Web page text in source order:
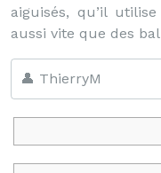
aiguisés, qu’il
aussi vite que des
👤 ThierryM